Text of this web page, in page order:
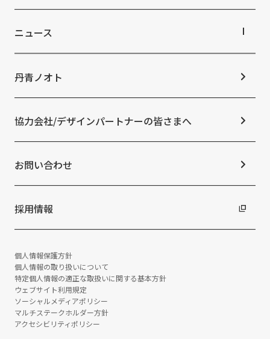
中期経営計画
IRライブラリ
コーポレートガバナンス
IRニュース
よくあるご質問
トップコミットメント
マテリアリティ
ESGの取り組み：E（環境）
ESGの取り組み：S（社会）
ESGの取り組み：G（ガバナンス）
統合報告書
サステナビリティデータ
ニュース
お知らせ
ニュースリリース
丹青ノオト
協力会社/デザインパートナーの皆さまへ
お問い合わせ
採用情報
個人情報保護方針
個人情報の取り扱いについて
特定個人情報の適正な取扱いに関する基本方針
ウェブサイト利用規定
ソーシャルメディアポリシー
マルチステークホルダー方針
アクセシビリティポリシー